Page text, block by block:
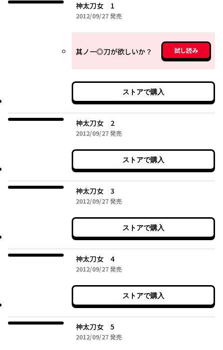
神太刀女 1
2012/09/272012年09月27日
発売
其ノ一◎刀が欲しいか？ 試し読み
ストアで購入
神太刀女 2
2012/09/272012年09月27日
発売
ストアで購入
神太刀女 3
2012/09/272012年09月27日
発売
ストアで購入
神太刀女 4
2012/09/272012年09月27日
発売
ストアで購入
神太刀女 5
2012/09/272012年09月27日
発売